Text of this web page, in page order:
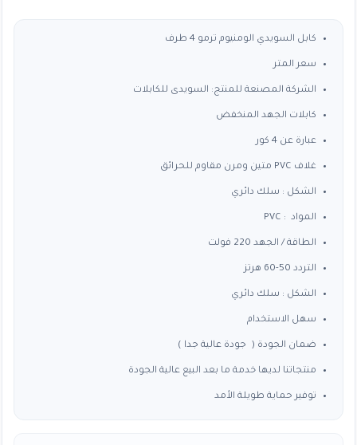
من
خلال
كابل السويدي الومنيوم ترمو 4 طرف
سعر المتر
الشركة المصنعة للمنتج: السويدى للكابلات
كابلات الجهد المنخفض
عبارة عن 4 كور
غلاف PVC متين ومرن مقاوم للحرائق
الشكل : سلك دائري
المواد : PVC
الطاقة / الجهد 220 فولت
التردد 50-60 هرتز
الشكل : سلك دائري
سهل الاستخدام
ضمان الجودة ( جودة عالية جدا )
منتجاتنا لديها خدمة ما بعد البيع عالية الجودة
توفير حماية طويلة الأمد